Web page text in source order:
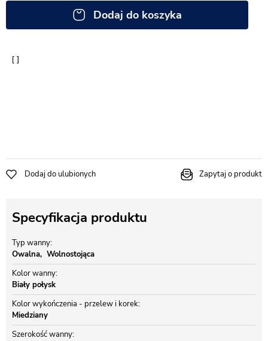
Dodaj do koszyka
Dodaj do ulubionych Zapytaj o produkt
Specyfikacja produktu
Typ wanny
Owalna
Wolnostojąca
Kolor wanny
Biały połysk
Kolor wykończenia - przelew i korek
Miedziany
Szerokość wanny